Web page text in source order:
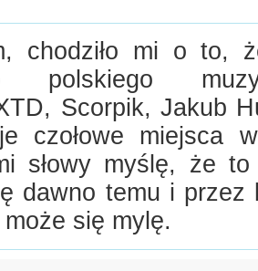
chodziło mi o to,
polskiego
Scorpik, Jakub
czołowe miejsca
słowy myślę, że
dawno temu i
się mylę.